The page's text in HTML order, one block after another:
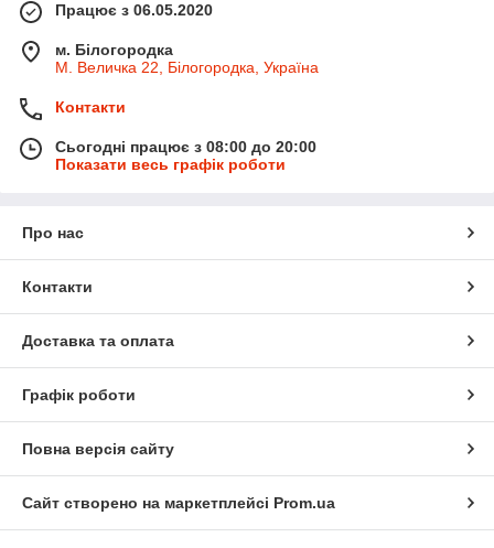
Працює з 06.05.2020
м. Білогородка
М. Величка 22, Білогородка, Україна
Контакти
Сьогодні працює з 08:00 до 20:00
Показати весь графік роботи
Про нас
Контакти
Доставка та оплата
Графік роботи
Повна версія сайту
Сайт створено на маркетплейсі Prom.ua